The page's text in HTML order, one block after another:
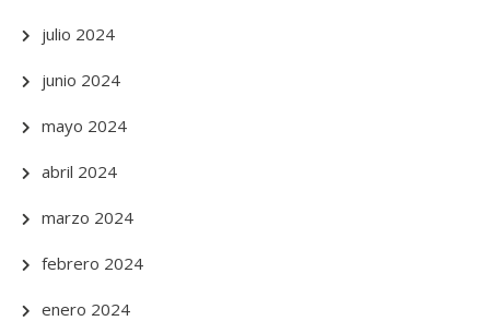
julio 2024
junio 2024
mayo 2024
abril 2024
marzo 2024
febrero 2024
enero 2024